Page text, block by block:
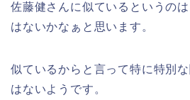
佐藤健さんに似ているというの
はないかなぁと思います。
似ているからと言って特に特別
はないようです。